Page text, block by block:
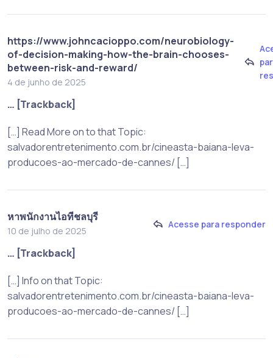
https://www.johncacioppo.com/neurobiology-
of-decision-making-how-the-brain-chooses-
between-risk-and-reward/
4 de junho de 2025
… [Trackback]
[…] Read More on to that Topic:
salvadorentretenimento.com.br/cineasta-baiana-leva-
producoes-ao-mercado-de-cannes/ […]
หาพนักงานไอทีชลบุรี
10 de julho de 2025
Acesse para responder
… [Trackback]
[…] Info on that Topic:
salvadorentretenimento.com.br/cineasta-baiana-leva-
producoes-ao-mercado-de-cannes/ […]